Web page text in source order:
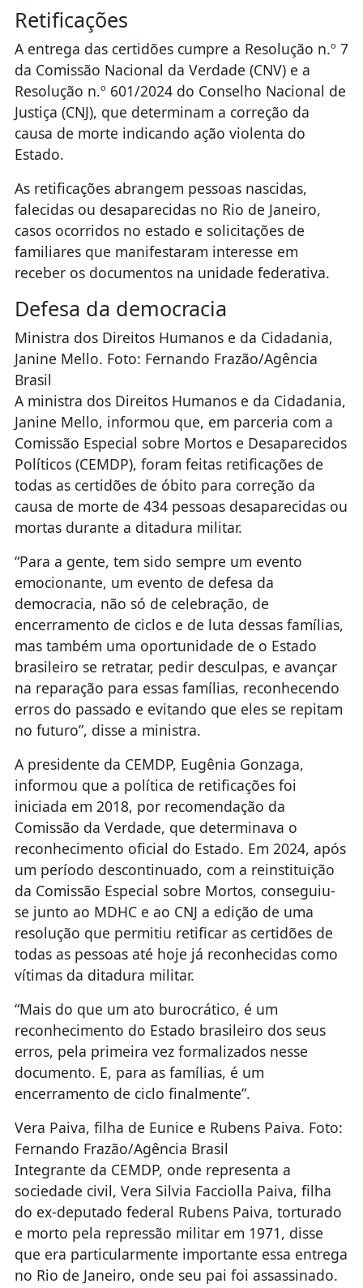
Retificações
A entrega das certidões cumpre a Resolução n.º 7
da Comissão Nacional da Verdade (CNV) e a
Resolução n.º 601/2024 do Conselho Nacional de
Justiça (CNJ), que determinam a correção da
causa de morte indicando ação violenta do
Estado.
As retificações abrangem pessoas nascidas,
falecidas ou desaparecidas no Rio de Janeiro,
casos ocorridos no estado e solicitações de
familiares que manifestaram interesse em
receber os documentos na unidade federativa.
Defesa da democracia
Ministra dos Direitos Humanos e da Cidadania,
Janine Mello. Foto: Fernando Frazão/Agência
Brasil
A ministra dos Direitos Humanos e da Cidadania,
Janine Mello, informou que, em parceria com a
Comissão Especial sobre Mortos e Desaparecidos
Políticos (CEMDP), foram feitas retificações de
todas as certidões de óbito para correção da
causa de morte de 434 pessoas desaparecidas ou
mortas durante a ditadura militar.
“Para a gente, tem sido sempre um evento
emocionante, um evento de defesa da
democracia, não só de celebração, de
encerramento de ciclos e de luta dessas famílias,
mas também uma oportunidade de o Estado
brasileiro se retratar, pedir desculpas, e avançar
na reparação para essas famílias, reconhecendo
erros do passado e evitando que eles se repitam
no futuro”, disse a ministra.
A presidente da CEMDP, Eugênia Gonzaga,
informou que a política de retificações foi
iniciada em 2018, por recomendação da
Comissão da Verdade, que determinava o
reconhecimento oficial do Estado. Em 2024, após
um período descontinuado, com a reinstituição
da Comissão Especial sobre Mortos, conseguiu-
se junto ao MDHC e ao CNJ a edição de uma
resolução que permitiu retificar as certidões de
todas as pessoas até hoje já reconhecidas como
vítimas da ditadura militar.
“Mais do que um ato burocrático, é um
reconhecimento do Estado brasileiro dos seus
erros, pela primeira vez formalizados nesse
documento. E, para as famílias, é um
encerramento de ciclo finalmente”.
Vera Paiva, filha de Eunice e Rubens Paiva. Foto:
Fernando Frazão/Agência Brasil
Integrante da CEMDP, onde representa a
sociedade civil, Vera Silvia Facciolla Paiva, filha
do ex-deputado federal Rubens Paiva, torturado
e morto pela repressão militar em 1971, disse
que era particularmente importante essa entrega
no Rio de Janeiro, onde seu pai foi assassinado.